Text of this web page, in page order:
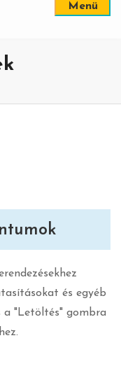
Menü
és egyéb
"Letöltés" gombra